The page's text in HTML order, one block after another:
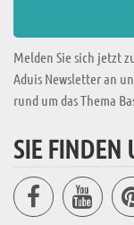
Melden Sie sich jetzt
Aduis Newsletter an
rund um das Thema
SIE FINDEN